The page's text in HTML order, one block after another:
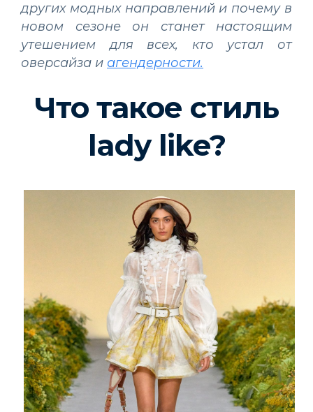
других модных направлений и почему в
новом сезоне он станет настоящим
утешением для всех, кто устал от
оверсайза и агендерности.
Что такое стиль
lady like?